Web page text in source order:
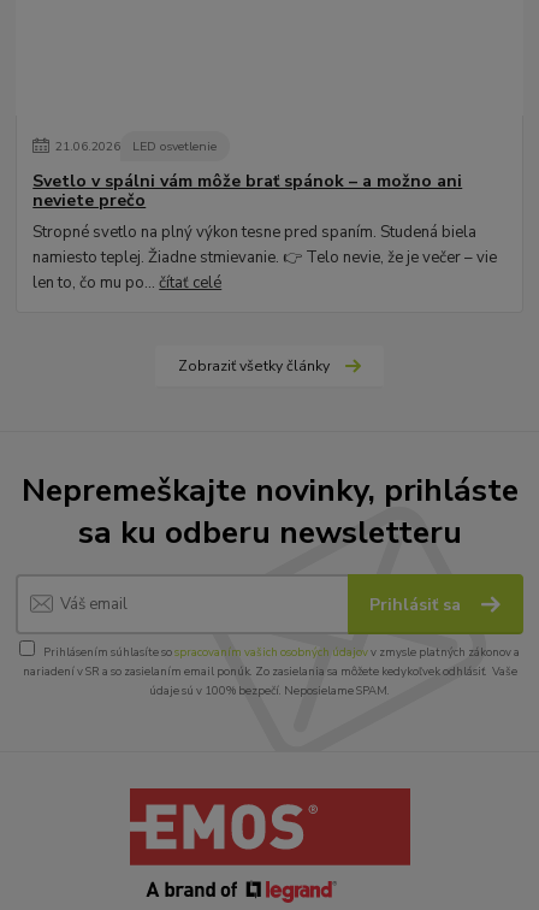
21.06.2026 LED osvetlenie
Svetlo v spálni vám môže brať spánok – a možno ani
neviete prečo
Stropné svetlo na plný výkon tesne pred spaním. Studená biela
namiesto teplej. Žiadne stmievanie. 👉 Telo nevie, že je večer – vie
len to, čo mu po...čítať celé
Zobraziť všetky články
Nepremeškajte novinky, prihláste
sa ku odberu newsletteru
Prihlásiť sa
Prihlásením súhlasíte sospracovaním vašich osobných údajovv zmysle platných zákonov a
nariadení v SR a so zasielaním email ponúk. Zo zasielania sa môžete kedykoľvek odhlásiť. Vaše
údaje sú v 100% bezpečí. Neposielame SPAM.